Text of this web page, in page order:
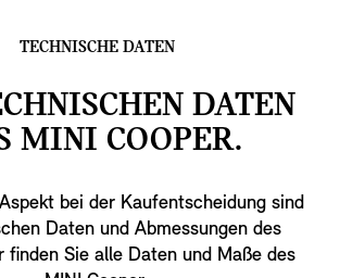
TECHNISCHE DATEN
DATEN
MINI COOPER.
bei der Kaufentscheidung sind
Daten und Abmessungen des
finden Sie alle Daten und Maße des